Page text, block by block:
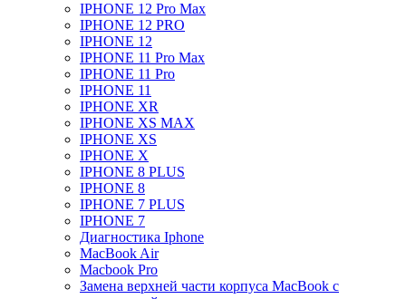
IPHONE 12 Pro Max
IPHONE 12 PRO
IPHONE 12
IPHONE 11 Pro Max
IPHONE 11 Pro
IPHONE 11
IPHONE XR
IPHONE XS MAX
IPHONE XS
IPHONE X
IPHONE 8 PLUS
IPHONE 8
IPHONE 7 PLUS
IPHONE 7
Диагностика Iphone
MacBook Air
Macbook Pro
Замена верхней части корпуса MacBook с